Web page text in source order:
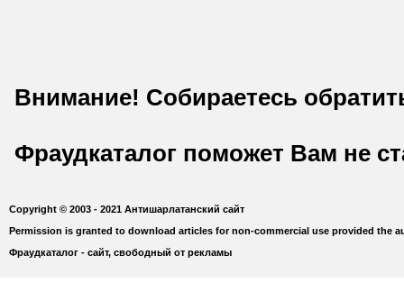
Внимание! Собираетесь
Фраудкаталог поможет Вам не
Copyright © 2003 - 2021 Антишарлатанский сайт
Permission is granted to download articles for non-commercial use provided the
Фраудкаталог - сайт, свободный от рекламы